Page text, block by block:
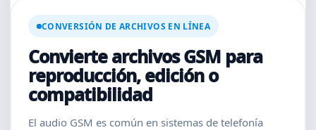
CONVERSIÓN DE ARCHIVOS EN LÍNEA
Convierte archivos GSM para
reproducción, edición o
compatibilidad
El audio GSM es común en sistemas de telefonía